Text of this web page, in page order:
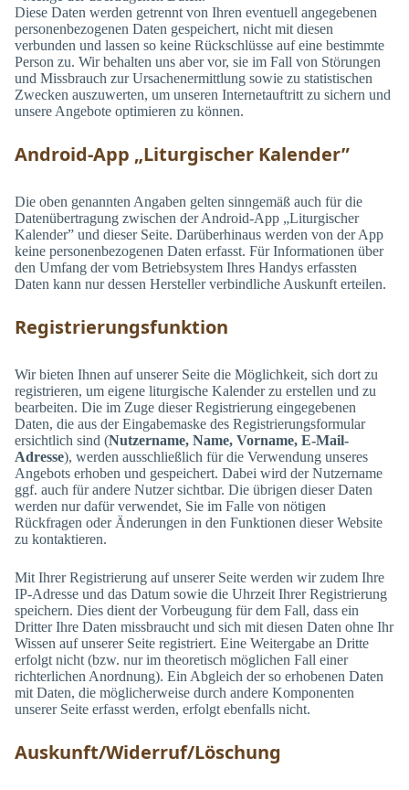
Diese Daten werden getrennt von Ihren eventuell angegebenen
personenbezogenen Daten gespeichert, nicht mit diesen
verbunden und lassen so keine Rückschlüsse auf eine bestimmte
Person zu. Wir behalten uns aber vor, sie im Fall von Störungen
und Missbrauch zur Ursachenermittlung sowie zu statistischen
Zwecken auszuwerten, um unseren Internetauftritt zu sichern und
unsere Angebote optimieren zu können.
Android-App „Liturgischer Kalender”
Die oben genannten Angaben gelten sinngemäß auch für die
Datenübertragung zwischen der Android-App „Liturgischer
Kalender” und dieser Seite. Darüberhinaus werden von der App
keine personenbezogenen Daten erfasst. Für Informationen über
den Umfang der vom Betriebsystem Ihres Handys erfassten
Daten kann nur dessen Hersteller verbindliche Auskunft erteilen.
Registrierungsfunktion
Wir bieten Ihnen auf unserer Seite die Möglichkeit, sich dort zu
registrieren, um eigene liturgische Kalender zu erstellen und zu
bearbeiten. Die im Zuge dieser Registrierung eingegebenen
Daten, die aus der Eingabemaske des Registrierungsformular
ersichtlich sind (Nutzername, Name, Vorname, E-Mail-
Adresse), werden ausschließlich für die Verwendung unseres
Angebots erhoben und gespeichert. Dabei wird der Nutzername
ggf. auch für andere Nutzer sichtbar. Die übrigen dieser Daten
werden nur dafür verwendet, Sie im Falle von nötigen
Rückfragen oder Änderungen in den Funktionen dieser Website
zu kontaktieren.
Mit Ihrer Registrierung auf unserer Seite werden wir zudem Ihre
IP-Adresse und das Datum sowie die Uhrzeit Ihrer Registrierung
speichern. Dies dient der Vorbeugung für dem Fall, dass ein
Dritter Ihre Daten missbraucht und sich mit diesen Daten ohne Ihr
Wissen auf unserer Seite registriert. Eine Weitergabe an Dritte
erfolgt nicht (bzw. nur im theoretisch möglichen Fall einer
richterlichen Anordnung). Ein Abgleich der so erhobenen Daten
mit Daten, die möglicherweise durch andere Komponenten
unserer Seite erfasst werden, erfolgt ebenfalls nicht.
Auskunft/Widerruf/Löschung